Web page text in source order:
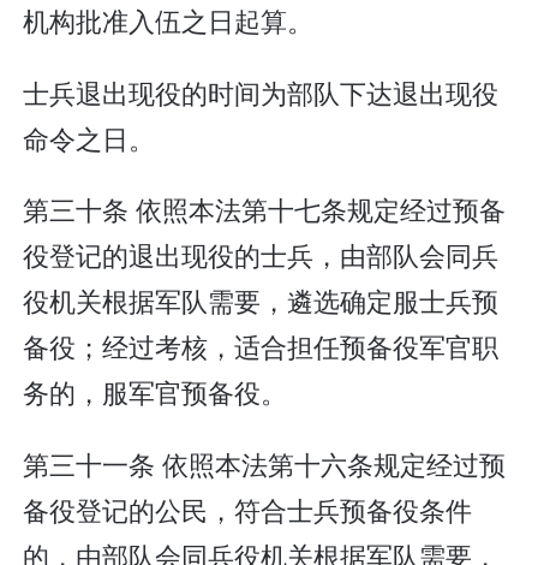
机构批准入伍之日起算。
士兵退出现役的时间为部队下达退出现役
命令之日。
第三十条 依照本法第十七条规定经过预备
役登记的退出现役的士兵，由部队会同兵
役机关根据军队需要，遴选确定服士兵预
备役；经过考核，适合担任预备役军官职
务的，服军官预备役。
第三十一条 依照本法第十六条规定经过预
备役登记的公民，符合士兵预备役条件
的，由部队会同兵役机关根据军队需要，